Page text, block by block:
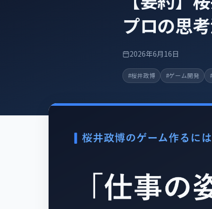
プロの思
2026年6月16日
#桜井政博 #ゲーム開発